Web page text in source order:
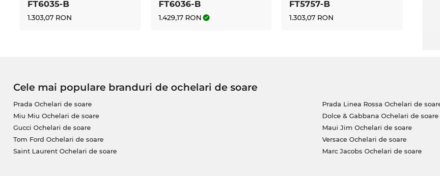
FT6035-B
1.303,07 RON
FT6036-B
1.429,17 RON
FT5757-B
1.303,07 RON
Cele mai populare branduri de ochelari de soare
Prada Ochelari de soare
Miu Miu Ochelari de soare
Gucci Ochelari de soare
Tom Ford Ochelari de soare
Saint Laurent Ochelari de soare
Prada Linea Rossa Ochelari de
Dolce & Gabbana Ochelari de soare
Maui Jim Ochelari de soare
Versace Ochelari de soare
Marc Jacobs Ochelari de soare